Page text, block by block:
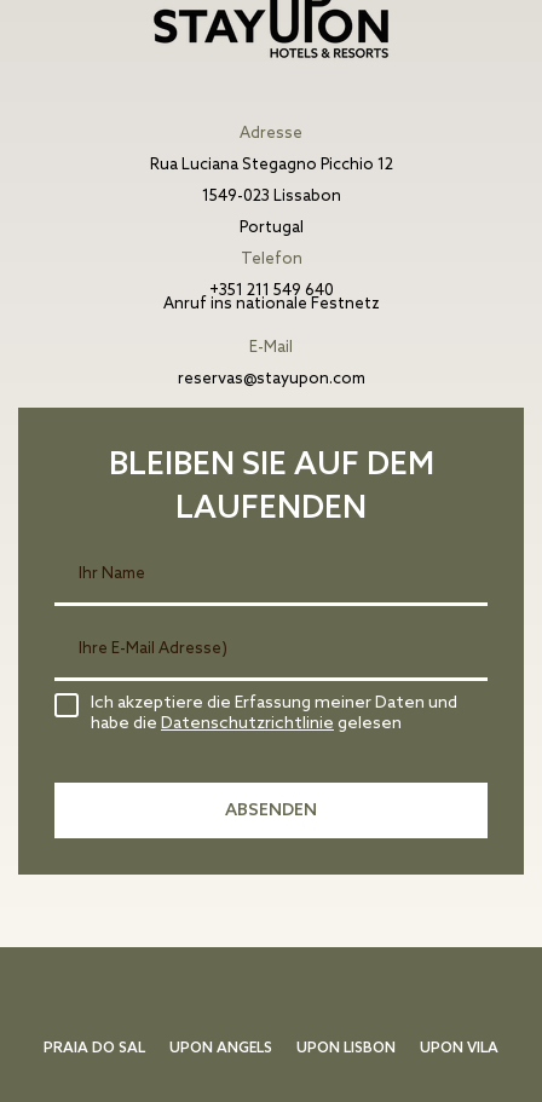
Adresse
Rua Luciana Stegagno Picchio 12
1549-023 Lissabon
Portugal
Telefon
+351 211 549 640
Anruf ins nationale Festnetz
E-Mail
reservas@stayupon.com
BLEIBEN SIE AUF DEM
LAUFENDEN
Ich akzeptiere die Erfassung meiner Daten und
habe die Datenschutzrichtlinie gelesen
PRAIA DO SAL UPON ANGELS UPON LISBON UPON VILA